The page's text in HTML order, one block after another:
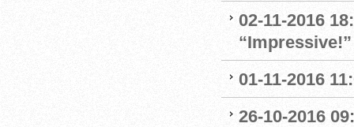
02-11-2016
“Impressive!”
01-11-2016
26-10-2016